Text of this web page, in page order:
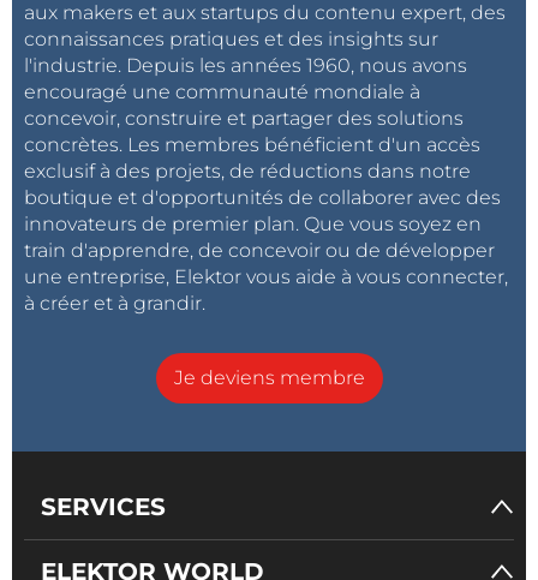
aux makers et aux startups du contenu expert, des
connaissances pratiques et des insights sur
l'industrie. Depuis les années 1960, nous avons
encouragé une communauté mondiale à
concevoir, construire et partager des solutions
concrètes. Les membres bénéficient d'un accès
exclusif à des projets, de réductions dans notre
boutique et d'opportunités de collaborer avec des
innovateurs de premier plan. Que vous soyez en
train d'apprendre, de concevoir ou de développer
une entreprise, Elektor vous aide à vous connecter,
à créer et à grandir.
Je deviens membre
SERVICES
ELEKTOR WORLD